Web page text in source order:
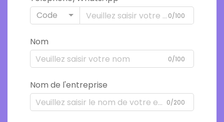
Code
0/100
Nom
0/100
Nom de l'entreprise
0/200